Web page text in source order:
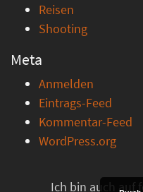
Reisen
Shooting
Meta
Anmelden
Eintrags-Feed
Kommentar-Feed
WordPress.org
Ich bin auch auf